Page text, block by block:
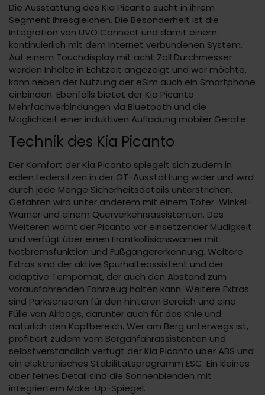
Die Ausstattung des Kia Picanto sucht in ihrem
Segment ihresgleichen. Die Besonderheit ist die
Integration von UVO Connect und damit einem
kontinuierlich mit dem Internet verbundenen System.
Auf einem Touchdisplay mit acht Zoll Durchmesser
werden Inhalte in Echtzeit angezeigt und wer möchte,
kann neben der Nutzung der eSim auch ein Smartphone
einbinden. Ebenfalls bietet der Kia Picanto
Mehrfachverbindungen via Bluetooth und die
Möglichkeit einer induktiven Aufladung mobiler Geräte.
Technik des Kia Picanto
Der Komfort der Kia Picanto spiegelt sich zudem in
edlen Ledersitzen in der GT-Ausstattung wider und wird
durch jede Menge Sicherheitsdetails unterstrichen.
Gefahren wird unter anderem mit einem Toter-Winkel-
Warner und einem Querverkehrsassistenten. Des
Weiteren warnt der Picanto vor einsetzender Müdigkeit
und verfügt über einen Frontkollisionswarner mit
Notbremsfunktion und Fußgängererkennung. Weitere
Extras sind der aktive Spurhalteassistent und der
adaptive Tempomat, der auch den Abstand zum
vorausfahrenden Fahrzeug halten kann. Weitere Extras
sind Parksensoren für den hinteren Bereich und eine
Fülle von Airbags, darunter auch für das Knie und
natürlich den Kopfbereich. Wer am Berg unterwegs ist,
profitiert zudem vom Berganfahrassistenten und
selbstverständlich verfügt der Kia Picanto über ABS und
ein elektronisches Stabilitätsprogramm ESC. Ein kleines
aber feines Detail sind die Sonnenblenden mit
integriertem Make-Up-Spiegel.